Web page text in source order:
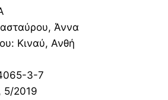
τιμή
είναι:
Άννα
Κιναύ, Ανθή
3-7
5/2019